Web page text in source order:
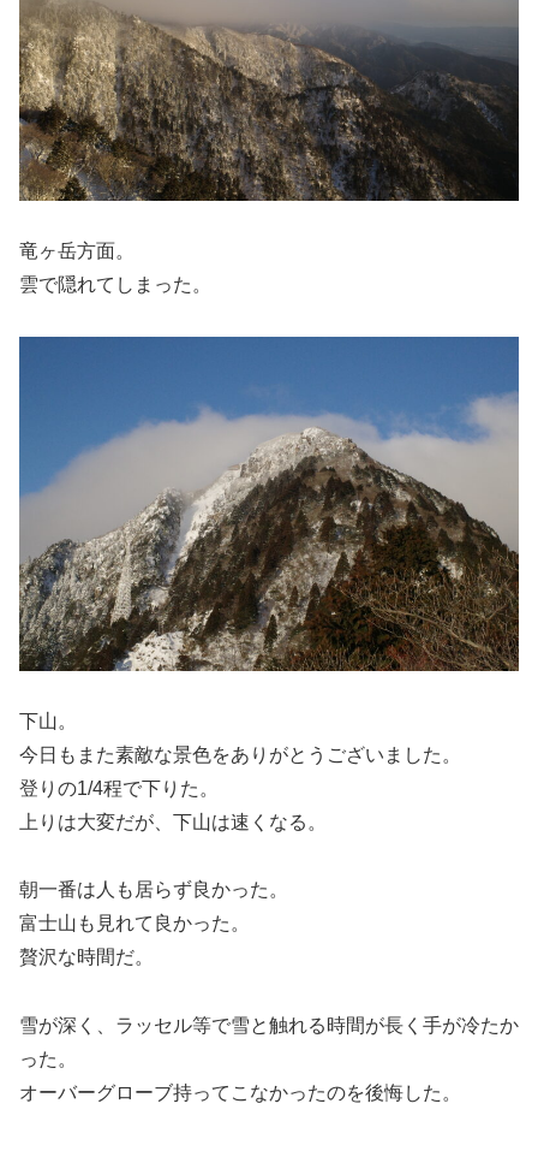
竜ヶ岳方面。
雲で隠れてしまった。
下山。
今日もまた素敵な景色をありがとうございました。
登りの1/4程で下りた。
上りは大変だが、下山は速くなる。
朝一番は人も居らず良かった。
富士山も見れて良かった。
贅沢な時間だ。
雪が深く、ラッセル等で雪と触れる時間が長く手が冷たか
った。
オーバーグローブ持ってこなかったのを後悔した。